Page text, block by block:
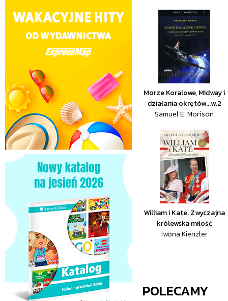
Morze Koralowe, Midway i
działania okrętów...w.2
Samuel E. Morison
William i Kate. Zwyczajna
królewska miłość
Iwona Kienzler
POLECAMY